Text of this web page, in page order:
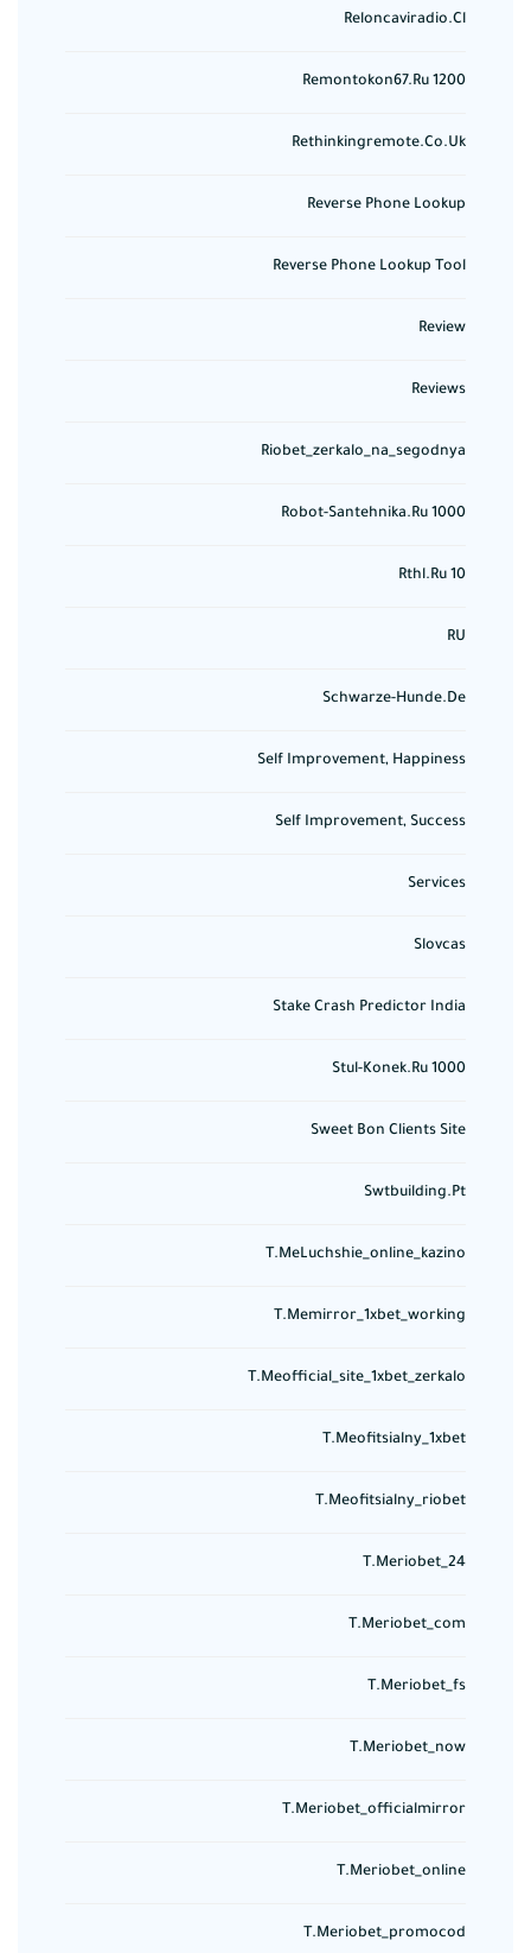
Reloncaviradio.cl
Remontokon67.ru 1200
Rethinkingremote.co.uk
Reverse Phone Lookup
Reverse Phone Lookup Tool
Review
Reviews
Riobet_zerkalo_na_segodnya
Robot-Santehnika.ru 1000
Rthl.ru 10
RU
Schwarze-Hunde.de
Self Improvement, Happiness
Self Improvement, Success
Services
Slovcas
Stake Crash Predictor India
Stul-Konek.ru 1000
Sweet Bon Clients Site
Swtbuilding.pt
T.meLuchshie_online_kazino
T.memirror_1xbet_working
T.meofficial_site_1xbet_zerkalo
T.meofitsialny_1xbet
T.meofitsialny_riobet
T.meriobet_24
T.meriobet_com
T.meriobet_fs
T.meriobet_now
T.meriobet_officialmirror
T.meriobet_online
T.meriobet_promocod